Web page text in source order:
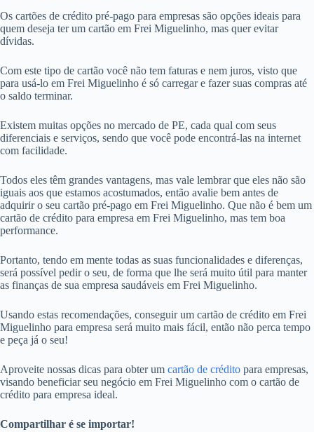
Os cartões de crédito pré-pago para empresas são opções ideais para
quem deseja ter um cartão em Frei Miguelinho, mas quer evitar
dívidas.
Com este tipo de cartão você não tem faturas e nem juros, visto que
para usá-lo em Frei Miguelinho é só carregar e fazer suas compras até
o saldo terminar.
Existem muitas opções no mercado de PE, cada qual com seus
diferenciais e serviços, sendo que você pode encontrá-las na internet
com facilidade.
Todos eles têm grandes vantagens, mas vale lembrar que eles não são
iguais aos que estamos acostumados, então avalie bem antes de
adquirir o seu cartão pré-pago em Frei Miguelinho. Que não é bem um
cartão de crédito para empresa em Frei Miguelinho, mas tem boa
performance.
Portanto, tendo em mente todas as suas funcionalidades e diferenças,
será possível pedir o seu, de forma que lhe será muito útil para manter
as finanças de sua empresa saudáveis em Frei Miguelinho.
Usando estas recomendações, conseguir um cartão de crédito em Frei
Miguelinho para empresa será muito mais fácil, então não perca tempo
e peça já o seu!
Aproveite nossas dicas para obter um cartão de crédito para empresas,
visando beneficiar seu negócio em Frei Miguelinho com o cartão de
crédito para empresa ideal.
Compartilhar é se importar!